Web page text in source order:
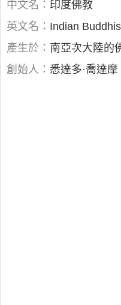
中文名： 印度佛教
英文名： Indian
產生於： 南亞次大陸的
創始人： 悉達多·喬達摩